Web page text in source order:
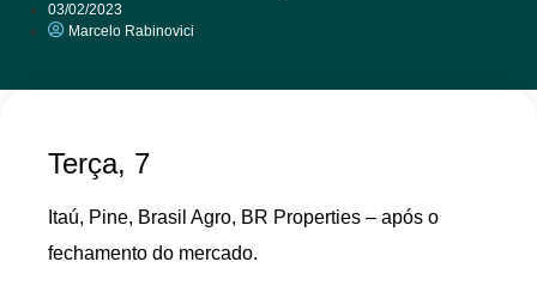
03/02/2023
Marcelo Rabinovici
Terça, 7
Itaú, Pine, Brasil Agro, BR Properties – após o
fechamento do mercado.